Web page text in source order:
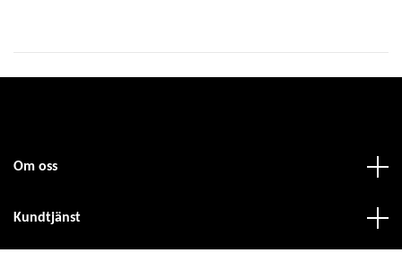
Om oss
Kundtjänst